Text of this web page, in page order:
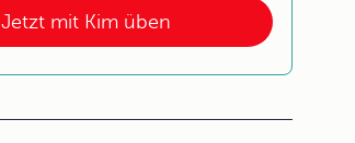
Jetzt mit Kim üben